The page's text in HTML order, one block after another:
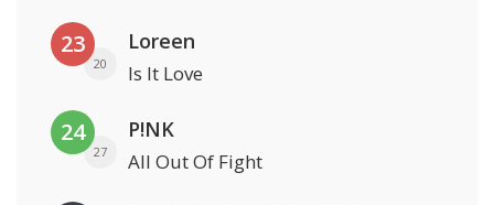
23
20
Loreen
Is It Love
24
27
P!NK
All Out Of Fight